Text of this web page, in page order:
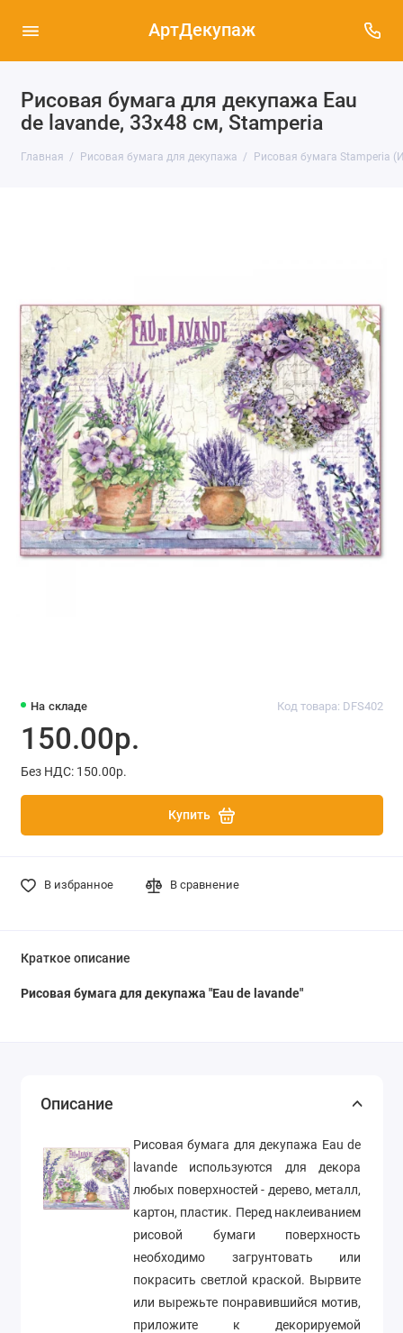
АртДекупаж
Рисовая бумага для декупажа Eau
de lavande, 33х48 см, Stamperia
Главная Рисовая бумага для декупажа Рисовая бумага Stamperia
На складе Код товара: DFS402
150.00р.
Без НДС: 150.00р.
Купить
В избранное В сравнение
Краткое описание
Рисовая бумага для декупажа "Eau de lavande"
Описание
Рисовая бумага для декупажа Eau de
lavande используются для декора
любых поверхностей - дерево, металл,
картон, пластик. Перед наклеиванием
рисовой бумаги поверхность
необходимо загрунтовать или
покрасить светлой краской. Вырвите
или вырежьте понравившийся мотив,
приложите к декорируемой